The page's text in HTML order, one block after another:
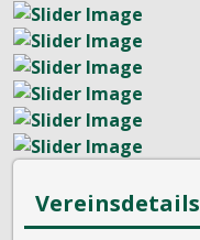
Vereinsdetails